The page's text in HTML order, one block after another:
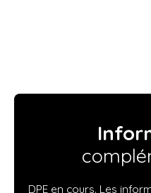
DPE en cours. Les